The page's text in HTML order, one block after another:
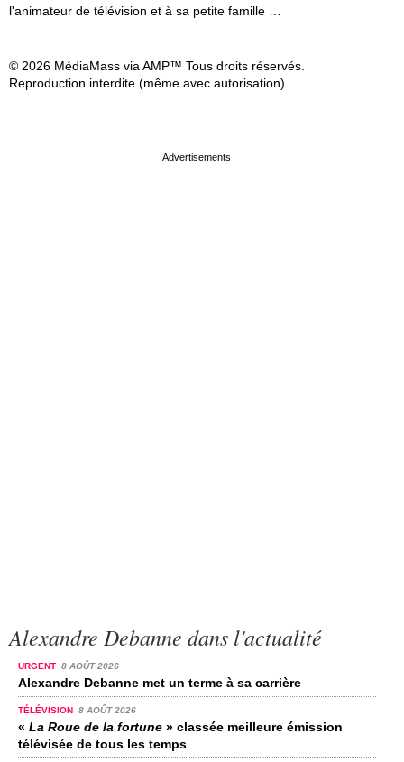
l'animateur de télévision et à sa petite famille …
© 2026 MédiaMass via AMP™ Tous droits réservés.
Reproduction interdite (même avec autorisation).
Alexandre Debanne dans l'actualité
URGENT 8 AOÛT 2026
Alexandre Debanne met un terme à sa carrière
TÉLÉVISION 8 AOÛT 2026
« La Roue de la fortune » classée meilleure émission
télévisée de tous les temps